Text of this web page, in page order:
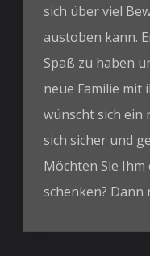
sich über viel
austoben kann.
Spaß zu haben
neue Familie mit
wünscht sich ein
sich sicher und
Möchten Sie Ihm
schenken? Dann